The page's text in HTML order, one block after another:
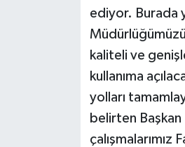
ediyor. Burada
kaliteli ve
kullanıma
yolları
belirten Başkan
çalışmalarımız